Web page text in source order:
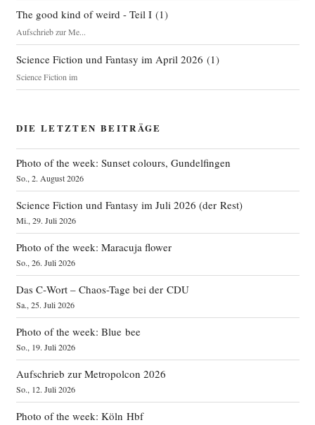
The good kind of weird - Teil I(1)
Aufschrieb zur Me...
Science Fiction und Fantasy im April 2026 (1)
Science Fiction im
DIE LETZTEN BEITRÄGE
Photo of the week: Sunset colours, Gundelfingen
So., 2. August 2026
Science Fiction und Fantasy im Juli 2026 (der Rest)
Mi., 29. Juli 2026
Photo of the week: Maracuja flower
So., 26. Juli 2026
Das C‑Wort – Chaos-Tage bei der CDU
Sa., 25. Juli 2026
Photo of the week: Blue bee
So., 19. Juli 2026
Aufschrieb zur Metropolcon 2026
So., 12. Juli 2026
Photo of the week: Köln Hbf